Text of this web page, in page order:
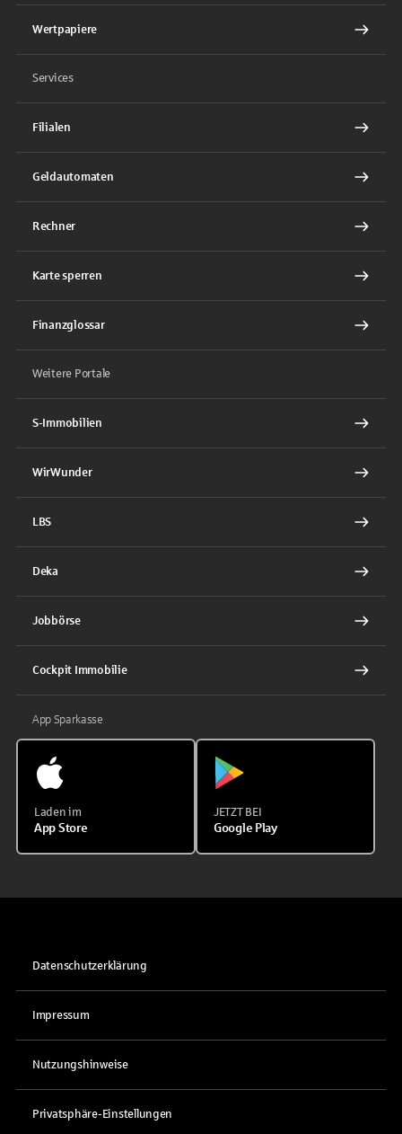
Wertpapiere
Services
Filialen
Geldautomaten
Rechner
Karte sperren
Finanzglossar
Weitere Portale
S-Immobilien
WirWunder
LBS
Deka
Jobbörse
Cockpit Immobilie
App Sparkasse
Laden im
App Store
JETZT BEI
Google Play
Datenschutzerklärung
Impressum
Nutzungshinweise
Privatsphäre-Einstellungen